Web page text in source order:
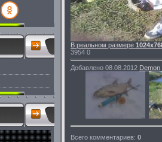
В реальном размере
3954 0
Добавлено 08.08.2012 Demon
Всего комментариев: 0